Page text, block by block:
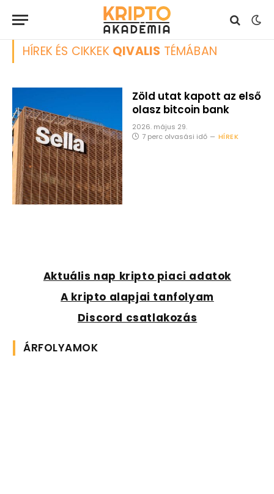
HÍREK ÉS CIKKEK QIVALIS TÉMÁBAN
Zöld utat kapott az első
olasz bitcoin bank
2026. május 29.
7 perc olvasási idő
HÍREK
Aktuális nap kripto piaci adatok
A kripto alapjai tanfolyam
Discord csatlakozás
ÁRFOLYAMOK